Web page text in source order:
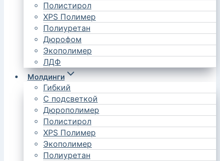
Полистирол
XPS Полимер
Полиуретан
Дюрофом
Экополимер
ЛДФ
Молдинги
Гибкий
С подсветкой
Дюрополимер
Полистирол
XPS Полимер
Экополимер
Полиуретан